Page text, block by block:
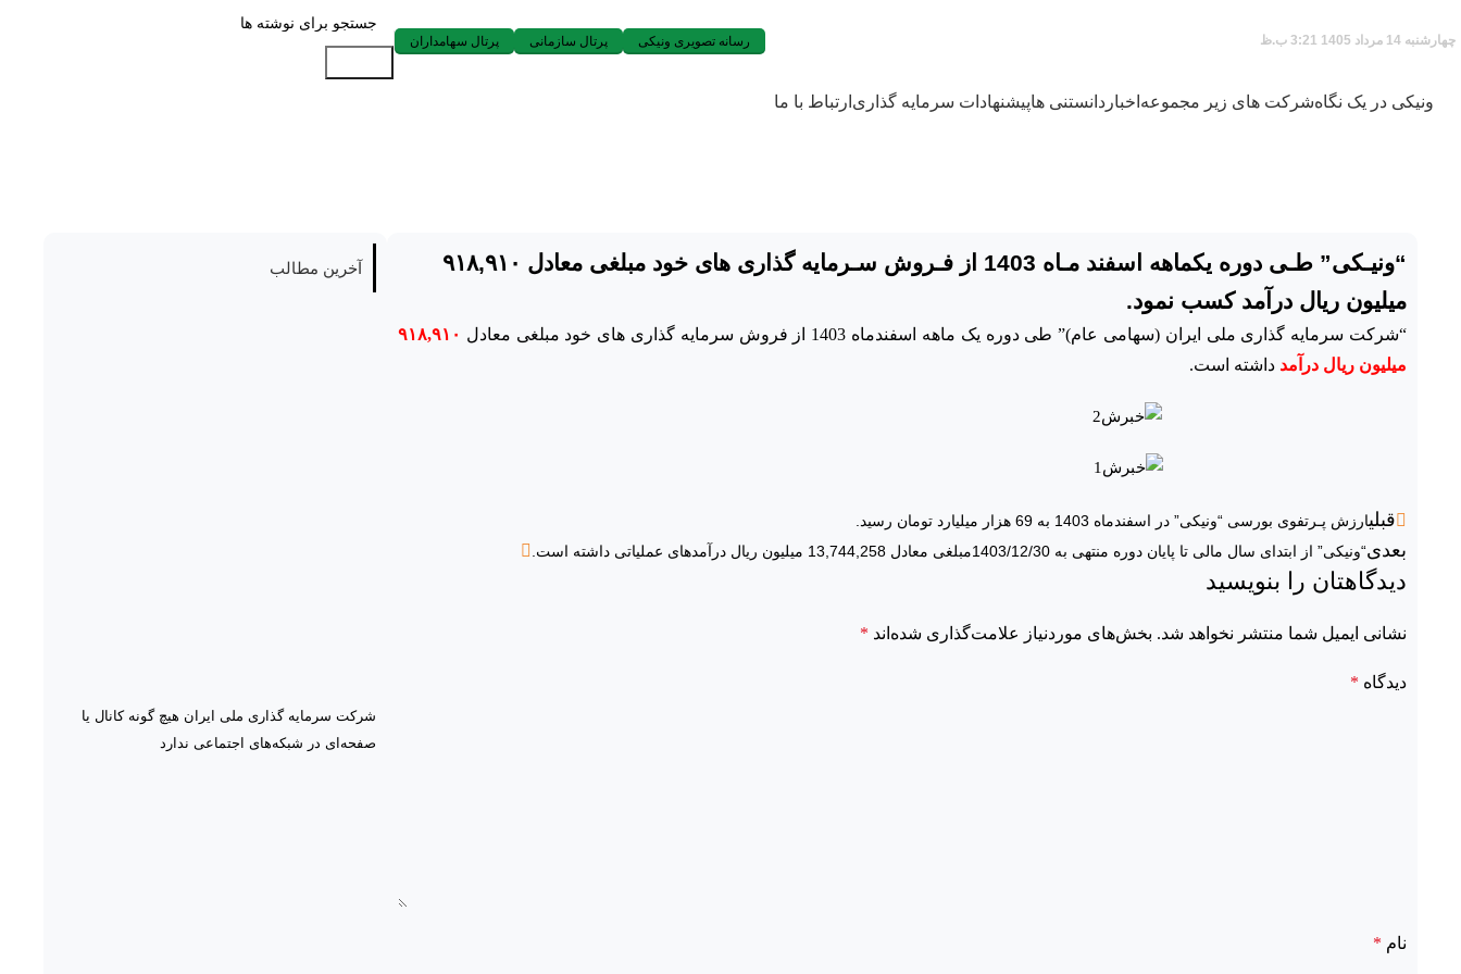
چهارشنبه 14 مرداد 1405 3:21 ب.ظ رسانه تصویری ونیکی پرتال سازمانی پرتال سهامداران
ونیکی در یک نگاهشرکت های زیر مجموعه اخبار دانستنی هاپیشنهادات سرمایه گذاری ارتباط با ما
“ونیـکی” طـی دوره یکماهه اسفند مـاه 1403 از فـروش سـرمایه گذاری های خود مبلغی معادل ۹۱۸,۹۱۰
میلیون ریال درآمد کسب نمود.
“شرکت سرمایه­ گذاری ملی ایران (سهامی عام)” طی دوره یک ماهه اسفند‌ماه 1403 از فروش سرمایه ­گذاری­ های خود مبلغی معادل
۹۱۸,۹۱۰
میلیون ریال درآمد داشته است.
قبلیارزش پـرتفوی بورسی “ونیکی” در اسفندماه 1403 به 69 هزار میلیارد تومان رسید.
بعدی“ونیکی” از ابتدای سال مالی تا پایان دوره منتهی به 1403/12/30مبلغی معادل 13,744,258 میلیون ریال درآمدهای عملیاتی داشته است.
دیدگاهتان را بنویسید
نشانی ایمیل شما منتشر نخواهد شد. بخش‌های موردنیاز علامت‌گذاری شده‌اند *
دیدگاه *
نام *
آخرین مطالب
شرکت سرمایه گذاری ملی ایران هیچ گونه کانال یا
صفحه‌ای در شبکه‌های اجتماعی ندارد